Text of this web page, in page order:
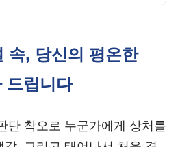
속, 당신의 평온한
드립니다
단 착오로 누군가에게 상처를